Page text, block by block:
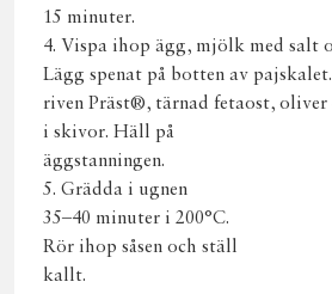
15 minuter.
4. Vispa ihop ägg, mjölk med salt
Lägg spenat på botten av
riven Präst®, tärnad fetaost,
i skivor. Häll på
äggstanningen.
5. Grädda i ugnen
35–40 minuter i 200°C.
Rör ihop såsen och ställ
kallt.